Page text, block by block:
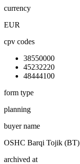
currency
EUR
cpv codes
38550000
45232220
48444100
form type
planning
buyer name
OSHC Barqi Tojik (BT)
archived at